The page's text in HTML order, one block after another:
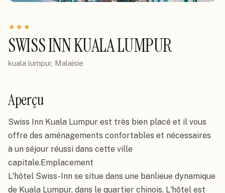
★★★
SWISS INN KUALA LUMPUR
kuala lumpur, Malaisie
Aperçu
Swiss Inn Kuala Lumpur est très bien placé et il vous
offre des aménagements confortables et nécessaires
à un séjour réussi dans cette ville
capitale.Emplacement
L'hôtel Swiss-Inn se situe dans une banlieue dynamique
de Kuala Lumpur, dans le quartier chinois. L'hôtel est